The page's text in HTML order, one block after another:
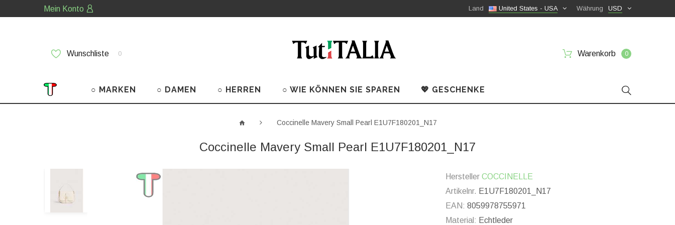
Mein Konto USD
Währung
United States - USA
Land
Wunschliste 0 Warenkorb 0
○ MARKEN ○ DAMEN ○ HERREN ○ WIE KÖNNEN SIE SPAREN 💖 GESCHENKE
Coccinelle Mavery Small Pearl E1U7F180201_N17
Coccinelle Mavery Small Pearl E1U7F180201_N17
Hersteller COCCINELLE
Artikelnr. E1U7F180201_N17
EAN: 8059978755971
Material: Echtleder